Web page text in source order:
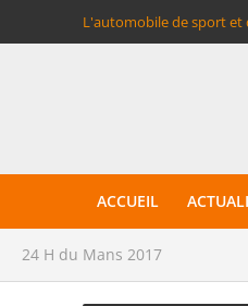
L'automobile de sport et
ACCUEIL
24 H du Mans 2017